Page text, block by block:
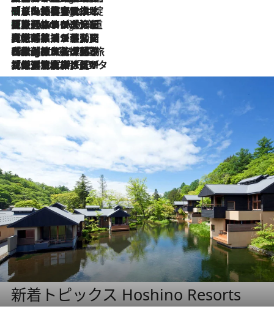
9 Hours Ago
「旅先には金髪ウィッグを持参」日本と同じメイクでは損してる!? 美容ジャーナリストが提案する“掟破りの旅美容”とは
9 Hours Ago
【厳選旅コスメ】「身軽さ＆UV対策重視！」ヘアアーティストshucoが選んだ夏旅ベストコスメを発表【Mサイズジップ】
2026.8.5
【厳選旅コスメ】国内をあちこち移動する河井菜摘が選んだ夏旅ベストコスメ発表！「リラックスアイテムはマスト」【Mサイズジップ】
2026.8.4
【厳選旅コスメ】「紫外線＆乾燥対策しながらメイク感も！」ヘア＆メイクGeorgeが選んだ夏旅ベストコスメを発表！【Mサイズジップ】
2026.8.3
【厳選旅コスメ】「保湿もタイパ重視！」“サウナ好き”タレント清水みさとが愛用する夏旅ベストコスメを発表！【Mサイズジップ】
新着トピックス Hoshino Resorts